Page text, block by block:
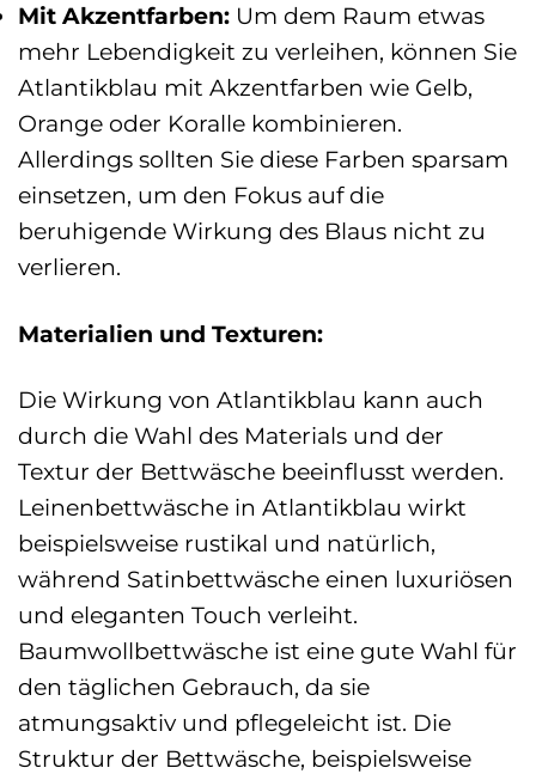
Mit Akzentfarben: Um dem Raum etwas
mehr Lebendigkeit zu verleihen, können Sie
Atlantikblau mit Akzentfarben wie Gelb,
Orange oder Koralle kombinieren.
Allerdings sollten Sie diese Farben sparsam
einsetzen, um den Fokus auf die
beruhigende Wirkung des Blaus nicht zu
verlieren.
Materialien und Texturen:
Die Wirkung von Atlantikblau kann auch
durch die Wahl des Materials und der
Textur der Bettwäsche beeinflusst werden.
Leinenbettwäsche in Atlantikblau wirkt
beispielsweise rustikal und natürlich,
während Satinbettwäsche einen luxuriösen
und eleganten Touch verleiht.
Baumwollbettwäsche ist eine gute Wahl für
den täglichen Gebrauch, da sie
atmungsaktiv und pflegeleicht ist. Die
Struktur der Bettwäsche, beispielsweise